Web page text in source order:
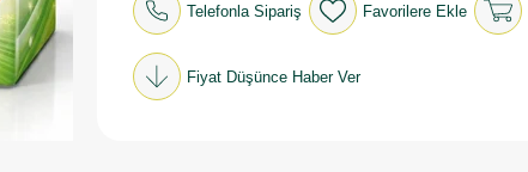
Telefonla Sipariş Favorilere Ekle
Fiyat Düşünce Haber Ver